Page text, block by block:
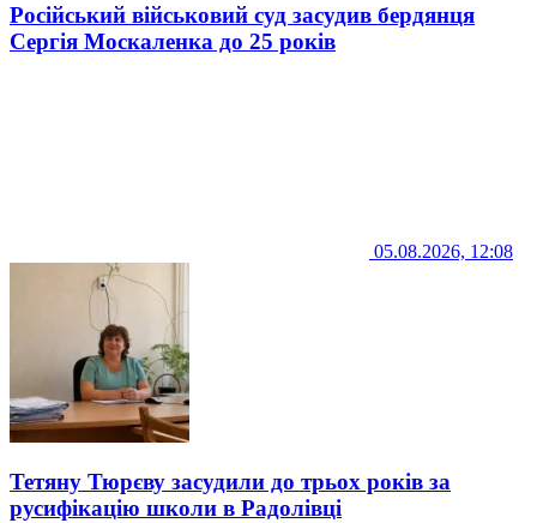
Російський військовий суд засудив бердянця
Сергія Москаленка до 25 років
05.08.2026, 12:08
Тетяну Тюрєву засудили до трьох років за
русифікацію школи в Радолівці